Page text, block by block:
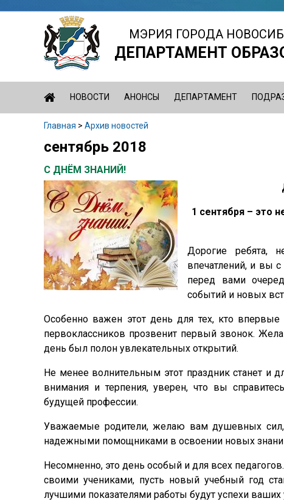
Jump
МЭРИЯ ГОРОДА
ДЕПАРТАМЕНТ
НОВОСТИ АНОНСЫ ДЕПАРТАМЕНТ
здесь
Главная > Архив новостей
Back
top
сентябрь 2018
С ДНЁМ ЗНАНИЙ!
1 сентября – это
Дорогие ребята,
впечатлений, и вы
перед вами
событий и новых
Особенно важен этот день для тех, кто
первоклассников прозвенит первый звонок.
день был полон увлекательных открытий.
Не менее волнительным этот праздник станет и
внимания и терпения, уверен, что вы
будущей профессии.
Уважаемые родители, желаю вам душевных сил,
надежными помощниками в освоении новых
Несомненно, это день особый и для всех
своими учениками, пусть новый учебный год
лучшими показателями работы будут успехи ваших